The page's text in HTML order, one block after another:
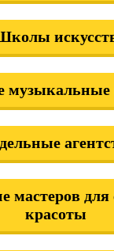
мастеров для
красоты